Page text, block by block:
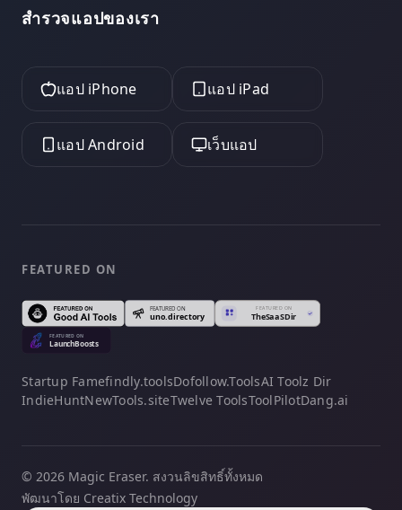
สำรวจแอปของเรา
แอป iPhone แอป iPad
แอป Android เว็บแอป
FEATURED ON
Startup Famefindly.toolsDofollow.ToolsAI Toolz Dir
IndieHuntNewTools.siteTwelve ToolsToolPilotDang.ai
© 2026 Magic Eraser. สงวนลิขสิทธิ์ทั้งหมด
พัฒนาโดย Creatix Technology